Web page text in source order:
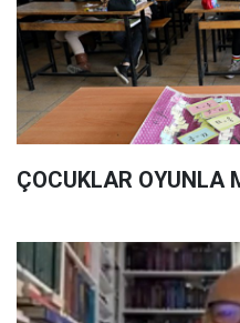
ÇOCUKLAR OYUNLA